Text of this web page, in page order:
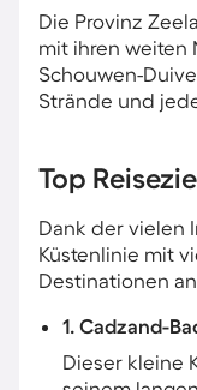
Die Provinz
mit ihren weiten
Schouwen-
Strände und
Top
Dank der vielen
Küstenlinie mit
Destinationen
1. Cadzand-
Dieser kleine